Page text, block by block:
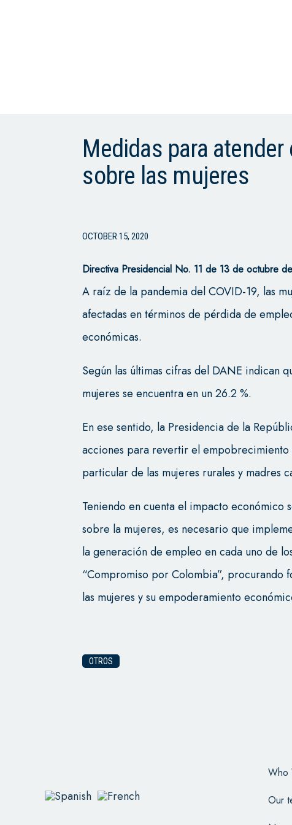
Medidas para
sobre las mujeres
OCTOBER 15, 2020
Directiva Presidencial No. 11 de 13 de octubre
A raíz de la pandemia del COVID-19, las
afectadas en términos de pérdida de
económicas.
Según las últimas cifras del DANE indican
mujeres se encuentra en un 26.2 %.
En ese sentido, la Presidencia de la
acciones para revertir el empobrecimiento
particular de las mujeres rurales y madres
Teniendo en cuenta el impacto económico
sobre la mujeres, es necesario que
la generación de empleo en cada uno de
“Compromiso por Colombia”,
las mujeres y su empoderamiento
OTROS
Who
Our